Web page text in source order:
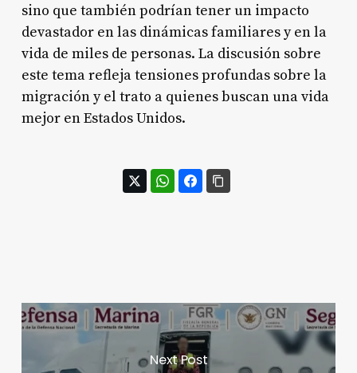
sino que también podrían tener un impacto
devastador en las dinámicas familiares y en la
vida de miles de personas. La discusión sobre
este tema refleja tensiones profundas sobre la
migración y el trato a quienes buscan una vida
mejor en Estados Unidos.
Next Post